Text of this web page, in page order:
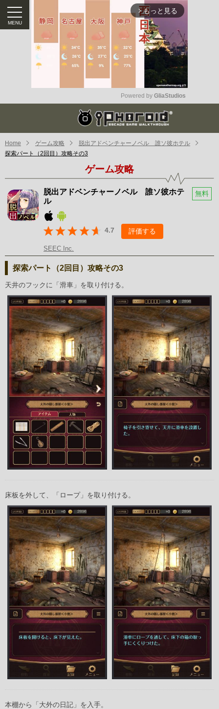
arrow_forward_ios もっと見る
Mute
Powered by GliaStudios
Home ゲーム攻略
脱出アドベンチャーノベル 誰ソ彼ホテル
探索パート（2回目）攻略その3
ゲーム攻略
脱出アドベンチャーノベル 誰ソ彼ホテ
ル
無料
4.7 評価する
SEEC Inc.
探索パート（2回目）攻略その3
天井のフックに「滑車」を取り付ける。
床板を外して、「ロープ」を取り付ける。
本棚から「大外の日記」を入手。